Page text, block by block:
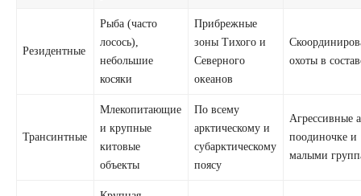
Резидентные
Рыба (часто
лосось),
небольшие
косяки
Прибрежные
зоны Тихого и
Северного
океанов
охоты в
Трансинтные
Млекопитающие
и крупные
китовые
объекты
По всему
арктическому и
субарктическому
поясу
Агрессивные
поодиночке и
малыми